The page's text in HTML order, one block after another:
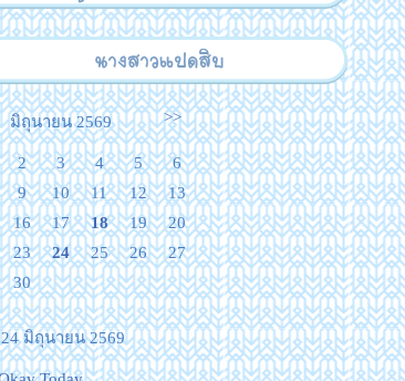
มิถุนายน 2569 >>
2 3 4 5
6
9 10 11 12
13
16 17 18 19
20
23 24 25 26
27
30
24 มิถุนายน 2569